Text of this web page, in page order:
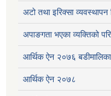
अटो तथा इरिक्सा व्यवस्थापन
अपाङगता भएका व्यक्तिको
आर्थिक ऐन २०७६
आर्थिक ऐन २०७८